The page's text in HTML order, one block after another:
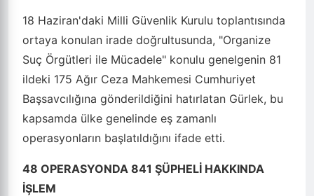
18 Haziran'daki Milli Güvenlik Kurulu toplantısında
ortaya konulan irade doğrultusunda, "Organize
Suç Örgütleri ile Mücadele" konulu genelgenin 81
ildeki 175 Ağır Ceza Mahkemesi Cumhuriyet
Başsavcılığına gönderildiğini hatırlatan Gürlek, bu
kapsamda ülke genelinde eş zamanlı
operasyonların başlatıldığını ifade etti.
48 OPERASYONDA 841 ŞÜPHELİ HAKKINDA
İŞLEM